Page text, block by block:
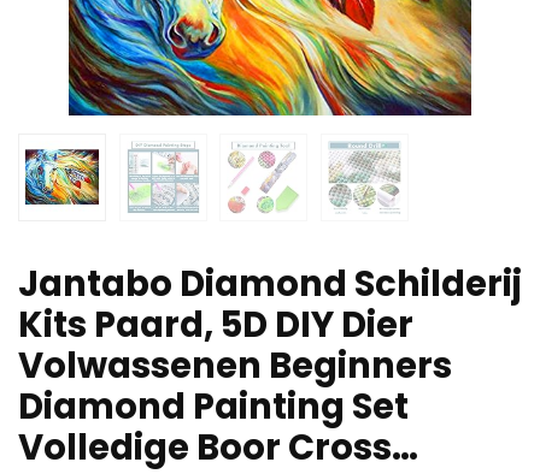
Jantabo Diamond Schilderij
Kits Paard, 5D DIY Dier
Volwassenen Beginners
Diamond Painting Set
Volledige Boor Cross…